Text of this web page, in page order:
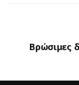
Βρώσιμες